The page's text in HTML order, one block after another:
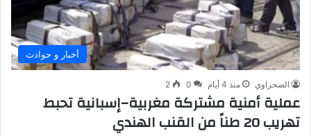
أخبار و حوادث
الصحراوي منذ 4 أيام 0
2
عملية أمنية مشتركة مغربية–إسبانية تحبط
تهريب 20 طناً من القنب الهندي